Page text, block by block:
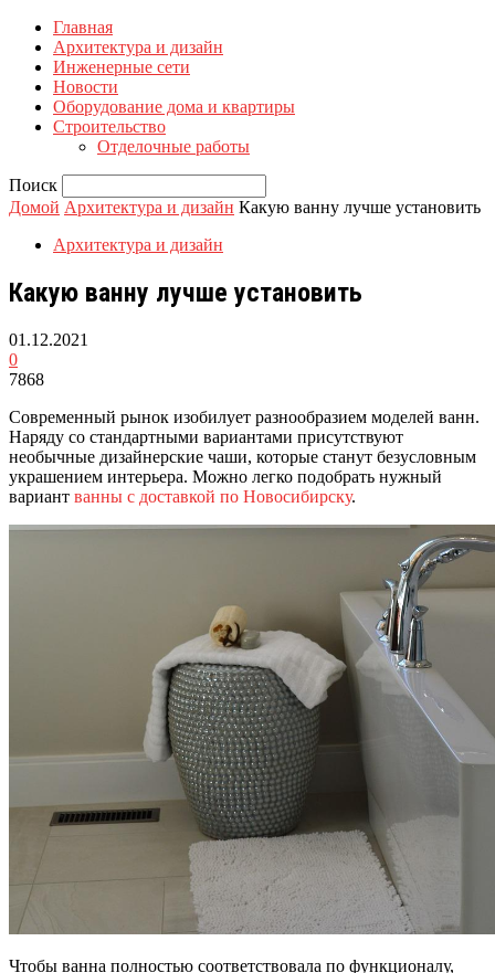
Главная
Архитектура и дизайн
Инженерные сети
Новости
Оборудование дома и квартиры
Строительство
Отделочные работы
Поиск
Домой Архитектура и дизайн Какую ванну лучше установить
Архитектура и дизайн
Какую ванну лучше установить
01.12.2021
0
7868
Современный рынок изобилует разнообразием моделей ванн.
Наряду со стандартными вариантами присутствуют
необычные дизайнерские чаши, которые станут безусловным
украшением интерьера. Можно легко подобрать нужный
вариант ванны с доставкой по Новосибирску.
Чтобы ванна полностью соответствовала по функционалу,